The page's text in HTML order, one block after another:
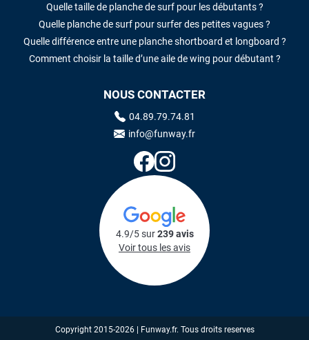
Quelle taille de planche de surf pour les débutants ?
Quelle planche de surf pour surfer des petites vagues ?
Quelle différence entre une planche shortboard et longboard ?
Comment choisir la taille d’une aile de wing pour débutant ?
NOUS CONTACTER
04.89.79.74.81
info@funway.fr
4.9/5 sur239 avis
Voir tous les avis
Copyright 2015-2026 | Funway.fr. Tous droits reserves